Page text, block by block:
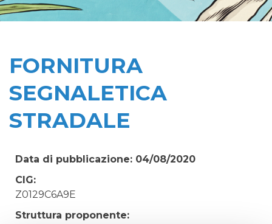
FORNITURA
SEGNALETICA
STRADALE
Data di pubblicazione: 04/08/2020
CIG:
Z0129C6A9E
Struttura proponente: